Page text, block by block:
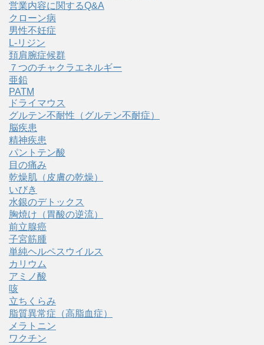
営業内容に関するQ&A
クローン病
男性不妊症
L-リジン
頚肩腕症候群
７つのチャクラエネルギー
亜鉛
PATM
ドライマウス
グルテン不耐性（グルテン不耐症）
脳疾患
精神疾患
パントテン酸
目の痛み
乾燥肌（皮膚の乾燥）
いびき
水銀のデトックス
胸焼け（胃酸の逆流）
前立腺癌
子宮筋腫
単純ヘルペスウイルス
カリウム
アミノ酸
咳
立ちくらみ
脂質異常症（高脂血症）
メラトニン
ワクチン